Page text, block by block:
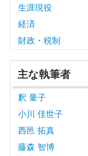
生涯現役
経済
財政・税制
主な執筆者
釈 量子
小川 佳世子
西邑 拓真
藤森 智博